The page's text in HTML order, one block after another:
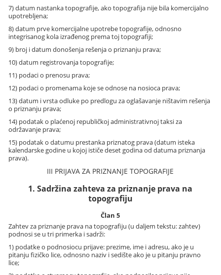
7) datum nastanka topografije, ako topografija nije bila komercijalno
upotrebljena;
8) datum prve komercijalne upotrebe topografije, odnosno
integrisanog kola izrađenog prema toj topografiji;
9) broj i datum donošenja rešenja o priznanju prava;
10) datum registrovanja topografije;
11) podaci o prenosu prava;
12) podaci o promenama koje se odnose na nosioca prava;
13) datum i vrsta odluke po predlogu za oglašavanje ništavim rešenja
o priznanju prava;
14) podatak o plaćenoj republičkoj administrativnoj taksi za
održavanje prava;
15) podatak o datumu prestanka priznatog prava (datum isteka
kalendarske godine u kojoj ističe deset godina od datuma priznanja
prava).
III PRIJAVA ZA PRIZNANJE TOPOGRAFIJE
1. Sadržina zahteva za priznanje prava na
topografiju
Član 5
Zahtev za priznanje prava na topografiju (u daljem tekstu: zahtev)
podnosi se u tri primerka i sadrži:
1) podatke o podnosiocu prijave: prezime, ime i adresu, ako je u
pitanju fizičko lice, odnosno naziv i sedište ako je u pitanju pravno
lice;